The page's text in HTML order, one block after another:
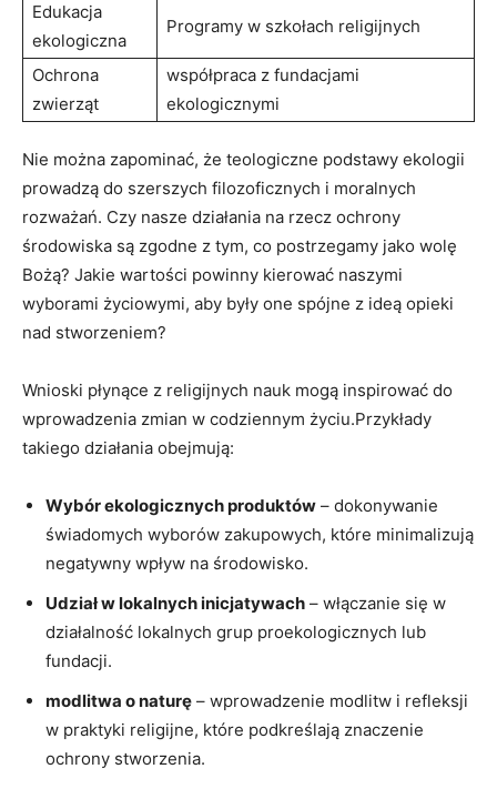
Edukacja
ekologiczna
Programy w szkołach religijnych
Ochrona
⁢zwierząt
współpraca⁢ z fundacjami
ekologicznymi
Nie ​można zapominać, że teologiczne podstawy‍ ekologii
prowadzą do szerszych filozoficznych ⁤i moralnych
rozważań. Czy nasze ‍działania⁢ na rzecz ochrony⁤
środowiska są zgodne z‌ tym, co postrzegamy jako⁤ wolę
Bożą?⁤ Jakie wartości powinny‍ kierować ‍naszymi
wyborami życiowymi,⁣ aby były one⁢ spójne z⁢ ideą opieki
nad stworzeniem?
Wnioski płynące z religijnych ‌nauk mogą inspirować do
wprowadzenia‍ zmian ​w ‌codziennym życiu.Przykłady
takiego działania obejmują:
Wybór ekologicznych produktów – dokonywanie​
świadomych ⁤wyborów zakupowych, które minimalizują
negatywny wpływ na‌ środowisko.
Udział w lokalnych inicjatywach –⁤ włączanie się w
działalność lokalnych‍ grup proekologicznych lub‌
fundacji.
modlitwa o​ naturę – wprowadzenie modlitw ⁣i refleksji
‌w praktyki religijne, które⁤ podkreślają znaczenie​
ochrony stworzenia.